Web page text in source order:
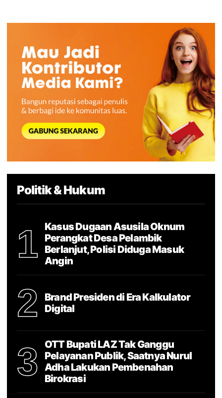
Politik & Hukum
1
Kasus Dugaan Asusila Oknum
Perangkat Desa Pelambik
Berlanjut, Polisi Diduga Masuk
Angin
2
Brand Presiden di Era Kalkulator
Digital
3
OTT Bupati LAZ Tak Ganggu
Pelayanan Publik, Saatnya Nurul
Adha Lakukan Pembenahan
Birokrasi